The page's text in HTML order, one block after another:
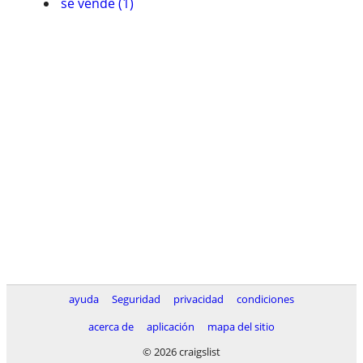
ayuda Seguridad privacidad
condiciones
acerca de
aplicación
mapa del sitio
© 2026 craigslist